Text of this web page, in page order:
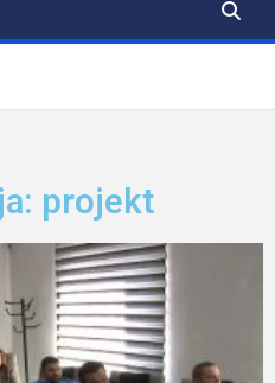
projekt